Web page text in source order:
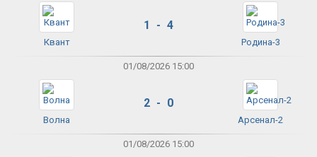
Квант
1 - 4
Родина-3
01/08/2026 15:00
Волна
2 - 0
Арсенал-2
01/08/2026 15:00